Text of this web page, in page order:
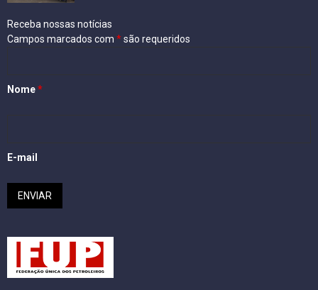
Receba nossas notícias
Campos marcados com *são requeridos
Nome*
E-mail